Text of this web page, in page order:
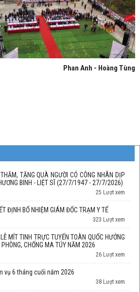
Phan Anh - Hoàng Tùng
TẶNG QUÀ NGƯỜI CÓ CÔNG NHÂN DỊP
BINH - LIỆT SĨ (27/7/1947 - 27/7/2026)
25 Lượt xem
ĐỊNH BỔ NHIỆM GIÁM ĐỐC TRẠM Y TẾ
323 Lượt xem
MÍT TINH TRỰC TUYẾN TOÀN QUỐC HƯỞNG
CHỐNG MA TÚY NĂM 2026
26 Lượt xem
vụ 6 tháng cuối năm 2026
38 Lượt xem